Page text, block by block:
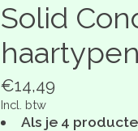
Solid
haartypen
€14,49
Incl. btw
Als je 4